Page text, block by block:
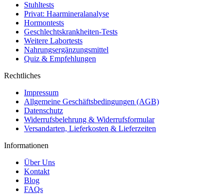
Stuhltests
Privat: Haarmineralanalyse
Hormontests
Geschlechtskrankheiten-Tests
Weitere Labortests
Nahrungsergänzungsmittel
Quiz & Empfehlungen
Rechtliches
Impressum
Allgemeine Geschäftsbedingungen (AGB)
Datenschutz
Widerrufsbelehrung & Widerrufsformular
Versandarten, Lieferkosten & Lieferzeiten
Informationen
Über Uns
Kontakt
Blog
FAQs